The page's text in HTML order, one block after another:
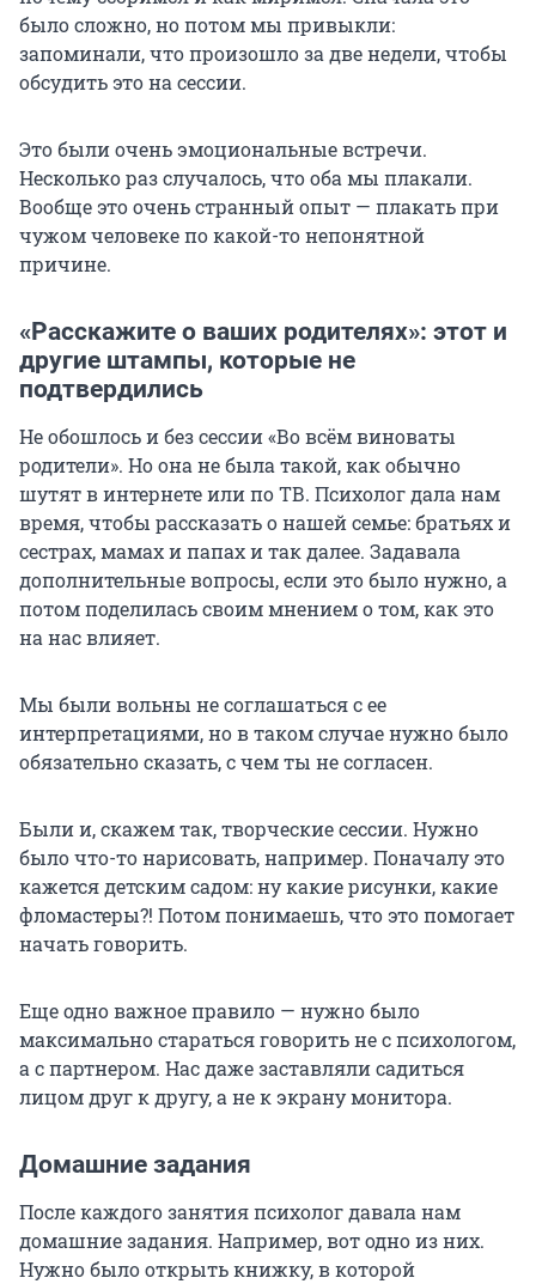
было сложно, но потом мы привыкли:
запоминали, что произошло за две недели, чтобы
обсудить это на сессии.
Это были очень эмоциональные встречи.
Несколько раз случалось, что оба мы плакали.
Вообще это очень странный опыт — плакать при
чужом человеке по какой-то непонятной
причине.
«Расскажите о ваших родителях»: этот и
другие штампы, которые не
подтвердились
Не обошлось и без сессии «Во всём виноваты
родители». Но она не была такой, как обычно
шутят в интернете или по ТВ. Психолог дала нам
время, чтобы рассказать о нашей семье: братьях и
сестрах, мамах и папах и так далее. Задавала
дополнительные вопросы, если это было нужно, а
потом поделилась своим мнением о том, как это
на нас влияет.
Мы были вольны не соглашаться с ее
интерпретациями, но в таком случае нужно было
обязательно сказать, с чем ты не согласен.
Были и, скажем так, творческие сессии. Нужно
было что-то нарисовать, например. Поначалу это
кажется детским садом: ну какие рисунки, какие
фломастеры?! Потом понимаешь, что это помогает
начать говорить.
Еще одно важное правило — нужно было
максимально стараться говорить не с психологом,
а с партнером. Нас даже заставляли садиться
лицом друг к другу, а не к экрану монитора.
Домашние задания
После каждого занятия психолог давала нам
домашние задания. Например, вот одно из них.
Нужно было открыть книжку, в которой